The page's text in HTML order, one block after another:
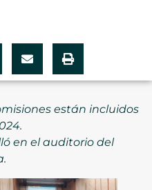
están incluidos
en el auditorio del